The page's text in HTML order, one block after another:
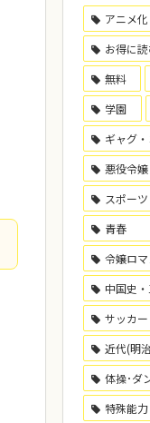
アニメ化
お得に
無料
学園
ギャグ
悪役令嬢
スポーツ
青春
令嬢ロマ
中国史
サッカー
近代(明
体操･ダ
特殊能力